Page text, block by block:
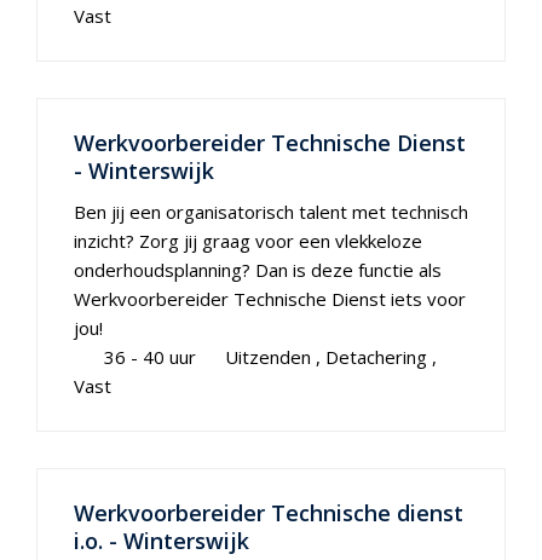
Vast
Werkvoorbereider Technische Dienst
- Winterswijk
Ben jij een organisatorisch talent met technisch
inzicht? Zorg jij graag voor een vlekkeloze
onderhoudsplanning? Dan is deze functie als
Werkvoorbereider Technische Dienst iets voor
jou!
36 - 40 uur
Uitzenden
Detachering
Vast
Werkvoorbereider Technische dienst
i.o. - Winterswijk